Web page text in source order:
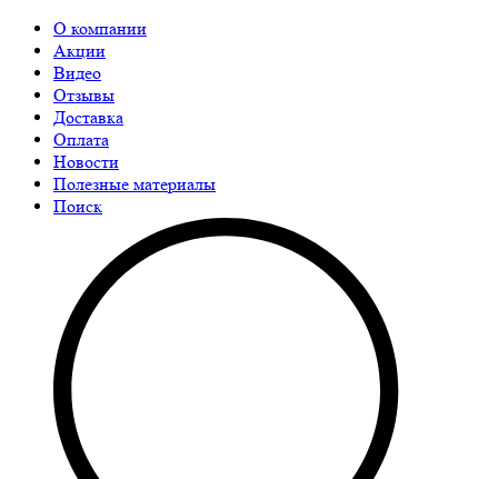
О компании
Акции
Видео
Отзывы
Доставка
Оплата
Новости
Полезные материалы
Поиск